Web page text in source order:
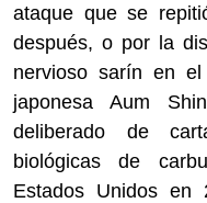
ataque que se
después, o por la
nervioso sarín en
japonesa Aum
deliberado de
biológicas de
Estados Unidos